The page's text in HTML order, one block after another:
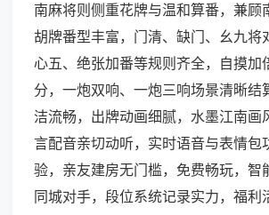
南麻将则侧重花牌与温和算番，兼顾
胡牌番型丰富，门清、缺门、幺九将
心五、绝张加番等规则齐全，自摸加
分，一炮双响、一炮三响场景清晰结
洁流畅，出牌动画细腻，水墨江南画
言配音亲切动听，实时语音与表情包
验，亲友建房无门槛，免费畅玩，智
同城对手，段位系统记录实力，福利